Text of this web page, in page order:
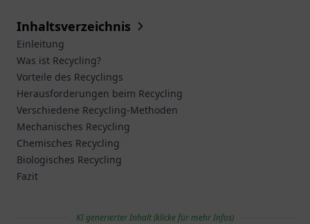
Inhaltsverzeichnis
Einleitung
Was ist Recycling?
Vorteile des Recyclings
Herausforderungen beim Recycling
Verschiedene Recycling-Methoden
Mechanisches Recycling
Chemisches Recycling
Biologisches Recycling
Fazit
KI generierter Inhalt (klicke für mehr Infos)